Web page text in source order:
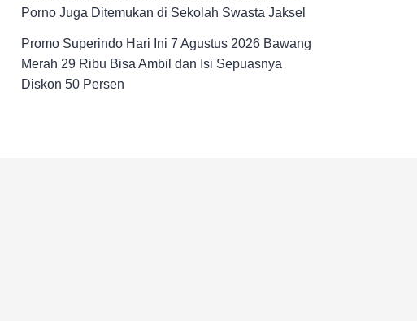
Porno Juga Ditemukan di Sekolah Swasta Jaksel
Promo Superindo Hari Ini 7 Agustus 2026 Bawang
Merah 29 Ribu Bisa Ambil dan Isi Sepuasnya
Diskon 50 Persen